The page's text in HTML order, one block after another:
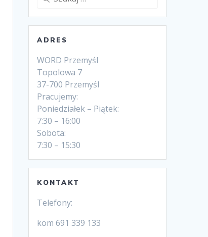
ADRES
WORD Przemyśl
Topolowa 7
37-700 Przemyśl
Pracujemy:
Poniedziałek – Piątek:
7:30 – 16:00
Sobota:
7:30 – 15:30
KONTAKT
Telefony:
kom 691 339 133